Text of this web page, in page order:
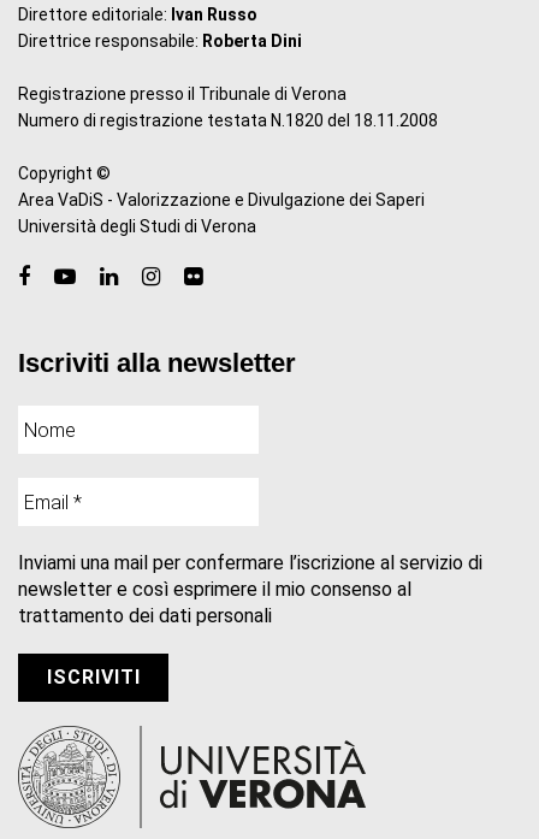
Direttore editoriale: Ivan Russo
Direttrice responsabile: Roberta Dini
Registrazione presso il Tribunale di Verona
Numero di registrazione testata N.1820 del 18.11.2008
Copyright ©
Area VaDiS - Valorizzazione e Divulgazione dei Saperi
Università degli Studi di Verona
Iscriviti alla newsletter
Inviami una mail per confermare l’iscrizione al servizio di
newsletter e così esprimere il mio consenso al
trattamento dei dati personali